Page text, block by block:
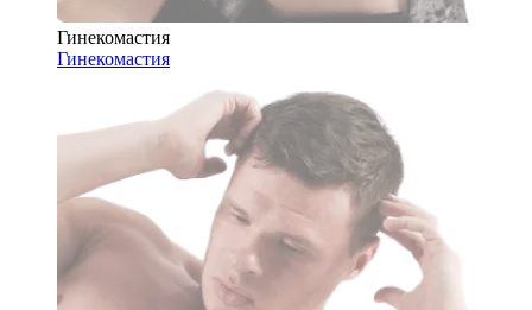
Гинекомастия
Гинекомастия